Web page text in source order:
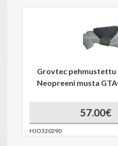
Grovtec pehmustettu
Neopreeni musta
57.00€
HJO320290